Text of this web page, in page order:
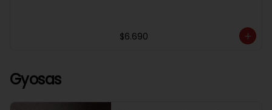
$6.690
Gyosas